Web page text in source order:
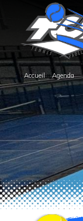
››Accueil››Agenda